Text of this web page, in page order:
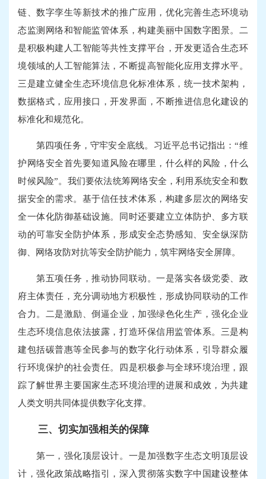
链、数字孪生等新技术的推广应用，优化完善生态环境动
态监测网络和智能监管体系，构建美丽中国数字图景。二
是积极构建人工智能等共性支撑平台，开发更适合生态环
境领域的人工智能算法，不断提高智能化应用支撑水平。
三是建立健全生态环境信息化标准体系，统一技术架构，
数据格式，应用接口，开发界面，不断推进信息化建设的
标准化和规范化。
第四项任务，守牢安全底线。习近平总书记指出：“维
护网络安全首先要知道风险在哪里，什么样的风险，什么
时候风险”。我们要依法统筹网络安全，利用系统安全和数
据安全的需求。基于信任技术体系，构建多层次的网络安
全一体化防御基础设施。同时还要建立立体防护、多方联
动的可靠安全防护体系，形成安全态势感知、安全纵深防
御、网络攻防对抗等安全防护能力，筑牢网络安全屏障。
第五项任务，推动协同联动。一是落实各级党委、政
府主体责任，充分调动地方积极性，形成协同联动的工作
合力。二是激励、倒逼企业，加强绿色化生产，强化企业
生态环境信息依法披露，打造环保信用监管体系。三是构
建包括碳普惠等全民参与的数字化行动体系，引导群众履
行环境保护的社会责任。四是积极参与全球环境治理，跟
踪了解世界主要国家生态环境治理的进展和成效，为共建
人类文明共同体提供数字化支撑。
三、切实加强相关的保障
第一，强化顶层设计。一是加强数字生态文明顶层设
计，强化政策战略指引，深入贯彻落实数字中国建设整体